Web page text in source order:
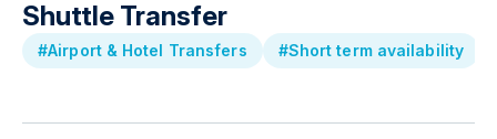
Shuttle Transfer
#Airport & Hotel Transfers #Short term availability